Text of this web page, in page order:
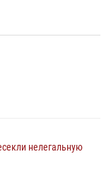
нелегальную